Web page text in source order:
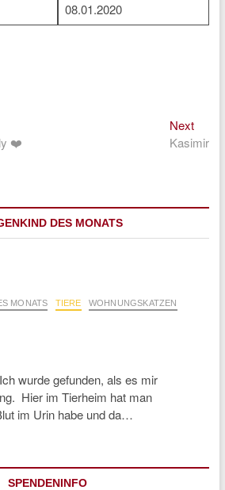
08.01.2020
❤️
NextNext
post:
Kasimir
DES MONATS
MONATS TIERE WOHNUNGSKATZEN
wurde gefunden, als es mir
Hier im Tierheim hat man
im Urin habe und da…
SPENDENINFO